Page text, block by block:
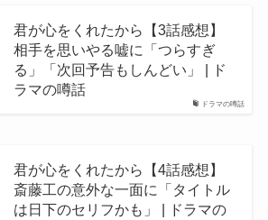
ドラマの噂話
君が心をくれたから【3話感想】
相手を思いやる嘘に「つらすぎ
る」「次回予告もしんどい」 | ド
ラマの噂話
君が心をくれたから【4話感想】
斎藤工の意外な一面に「タイトル
は日下のセリフかも」 | ドラマの